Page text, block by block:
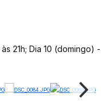
21h; Dia 10 (domingo) -